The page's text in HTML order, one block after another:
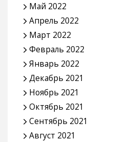
Май 2022
Апрель 2022
Март 2022
Февраль 2022
Январь 2022
Декабрь 2021
Ноябрь 2021
Октябрь 2021
Сентябрь 2021
Август 2021